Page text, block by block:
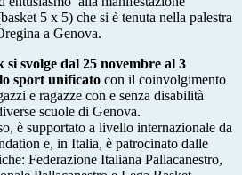
5 x 5) che si è tenuta nella palestra
a Genova.
si svolge dal 25 novembre al 3
sport unificato con il coinvolgimento
e ragazze con e senza disabilità
scuole di Genova.
è supportato a livello internazionale da
e, in Italia, è patrocinato dalle
Federazione Italiana Pallacanestro,